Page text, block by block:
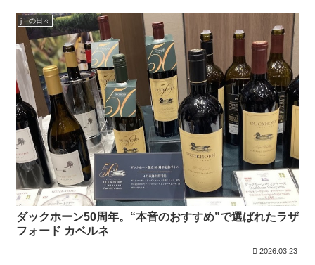
j の日々
ダックホーン50周年。“本音のおすすめ”で選ばれたラザ
フォード カベルネ
2026.03.23